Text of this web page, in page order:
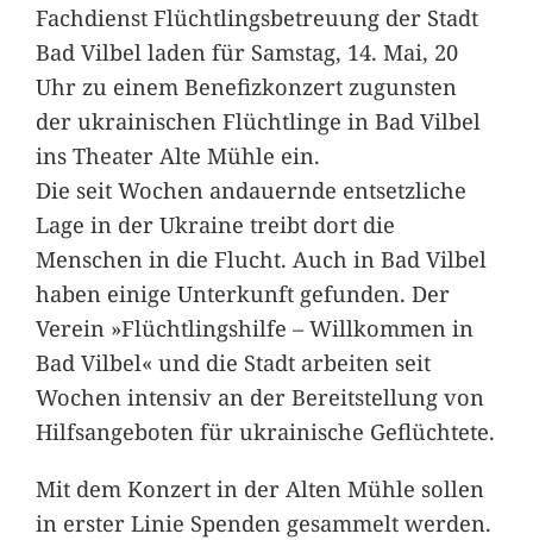
Fachdienst Flüchtlingsbetreuung der Stadt
Bad Vilbel laden für Samstag, 14. Mai, 20
Uhr zu einem Benefizkonzert zugunsten
der ukrainischen Flüchtlinge in Bad Vilbel
ins Theater Alte Mühle ein.
Die seit Wochen andauernde entsetzliche
Lage in der Ukraine treibt dort die
Menschen in die Flucht. Auch in Bad Vilbel
haben einige Unterkunft gefunden. Der
Verein »Flüchtlingshilfe – Willkommen in
Bad Vilbel« und die Stadt arbeiten seit
Wochen intensiv an der Bereitstellung von
Hilfsangeboten für ukrainische Geflüchtete.
Mit dem Konzert in der Alten Mühle sollen
in erster Linie Spenden gesammelt werden.